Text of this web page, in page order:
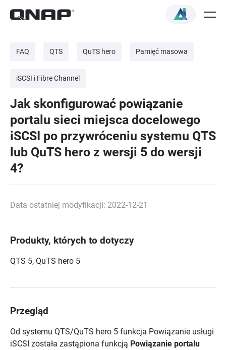
FAQ QTS QuTS hero Pamięć masowa
iSCSI i Fibre Channel
Jak skonfigurować powiązanie
portalu sieci miejsca docelowego
iSCSI po przywróceniu systemu QTS
lub QuTS hero z wersji 5 do wersji
4?
Data ostatniej modyfikacji: 2022-12-21
Produkty, których to dotyczy
QTS 5, QuTS hero 5
Przegląd
Od systemu QTS/QuTS hero 5 funkcja Powiązanie usługi
iSCSI została zastąpiona funkcją Powiązanie portalu